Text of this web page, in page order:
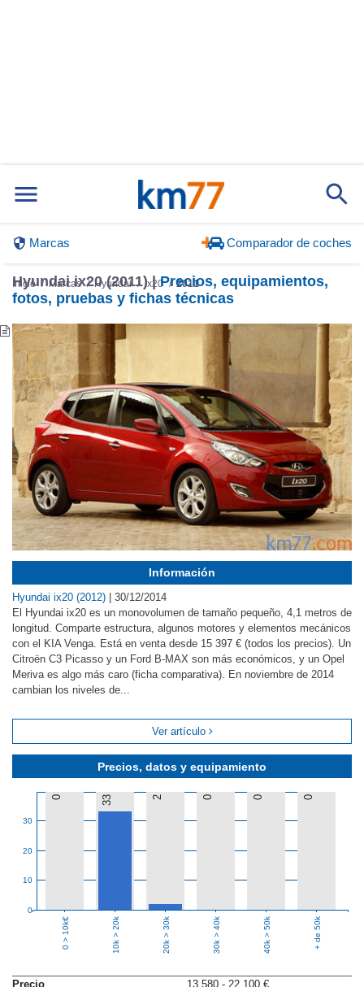
Marcas Comparador de coches
Inicio Marcas Hyundai ix20 2011
Hyundai ix20 (2011) |Precios, equipamientos,
fotos, pruebas y fichas técnicas
Precios, datos y equipamiento
0
10
20
30
0 33 2 0 0 0
0 > 10k€ 10k > 20k 20k > 30k 30k > 40k 40k > 50k + de 50k
Precio
13.580 - 22.100 €
Información
Hyundai ix20 (2012)
30/12/2014
El Hyundai ix20 es un monovolumen de tamaño pequeño, 4,1 metros de
longitud. Comparte estructura, algunos motores y elementos mecánicos
con el KIA Venga. Está en venta desde 15 397 € (todos los precios). Un
Citroën C3 Picasso y un Ford B-MAX son más económicos, y un Opel
Meriva es algo más caro (ficha comparativa). En noviembre de 2014
cambian los niveles de...
Ver artículo